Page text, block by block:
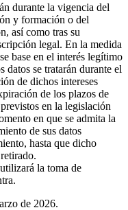
durante la vigencia del
y formación o del
así como tras su
legal. En la medida
base en el interés legítimo
datos se tratarán durante el
de dichos intereses
de los plazos de
en la legislación
en que se admita la
de sus datos
hasta que dicho
la toma de
de 2026.